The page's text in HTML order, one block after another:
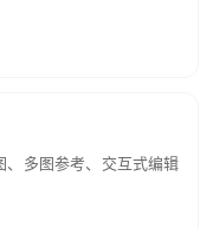
多图参考、交互式编辑